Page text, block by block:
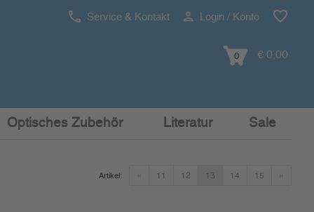
Service & Kontakt Login / Konto
0 € 0,00
Optisches Zubehör Literatur Sale
« 11 12 13 14 15 »
Artikel: